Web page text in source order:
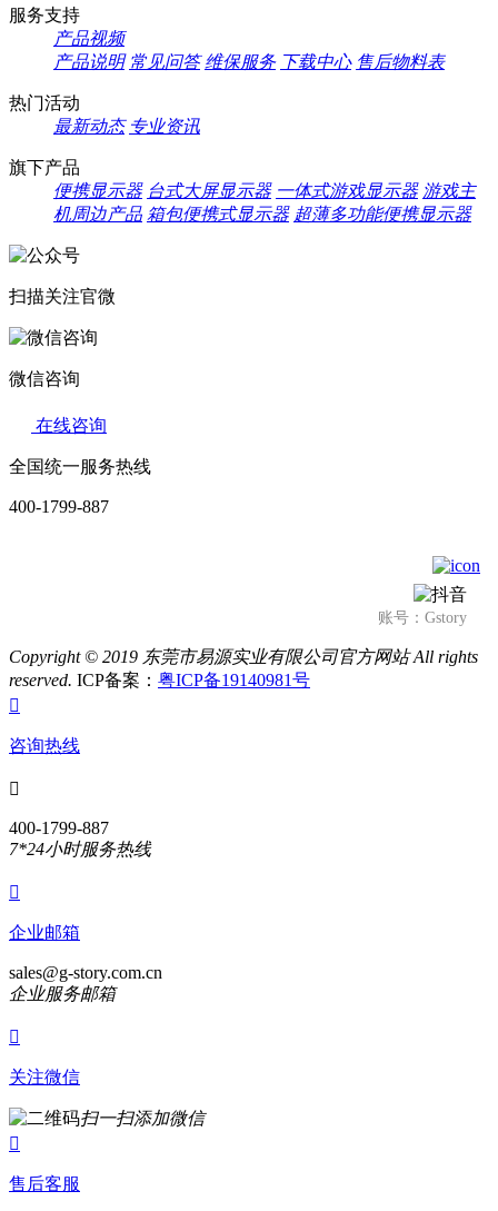
服务支持
产品视频
产品说明 常见问答 维保服务 下载中心 售后物料表
热门活动
最新动态 专业资讯
旗下产品
便携显示器 台式大屏显示器 一体式游戏显示器 游戏主
机周边产品 箱包便携式显示器 超薄多功能便携显示器
扫描关注官微
微信咨询
在线咨询
全国统一服务热线
400-1799-887
账号：Gstory
Copyright © 2019 东莞市易源实业有限公司官方网站 All rights
reserved. ICP备案： 粤ICP备19140981号

咨询热线

400-1799-887
7*24小时服务热线

企业邮箱
sales@g-story.com.cn
企业服务邮箱

关注微信
扫一扫添加微信

售后客服